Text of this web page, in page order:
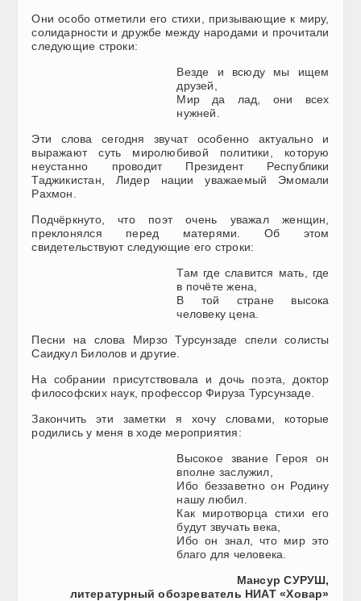
Они особо отметили его стихи, призывающие к миру,
солидарности и дружбе между народами и прочитали
следующие строки:
Везде и всюду мы ищем
друзей,
Мир да лад, они всех
нужней.
Эти слова сегодня звучат особенно актуально и
выражают суть миролюбивой политики, которую
неустанно проводит Президент Республики
Таджикистан, Лидер нации уважаемый Эмомали
Рахмон.
Подчёркнуто, что поэт очень уважал женщин,
преклонялся перед матерями. Об этом
свидетельствуют следующие его строки:
Там где славится мать, где
в почёте жена,
В той стране высока
человеку цена.
Песни на слова Мирзо Турсунзаде спели солисты
Саидкул Билолов и другие.
На собрании присутствовала и дочь поэта, доктор
философских наук, профессор Фируза Турсунзаде.
Закончить эти заметки я хочу словами, которые
родились у меня в ходе мероприятия:
Высокое звание Героя он
вполне заслужил,
Ибо беззаветно он Родину
нашу любил.
Как миротворца стихи его
будут звучать века,
Ибо он знал, что мир это
благо для человека.
Мансур СУРУШ,
литературный обозреватель НИАТ «Ховар»